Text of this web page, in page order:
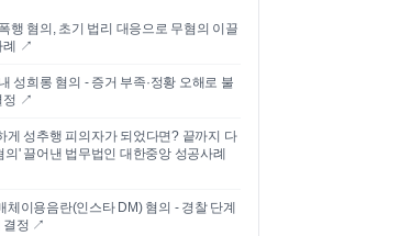
행 혐의, 초기 법리 대응으로 무혐의 이끌
↗
성희롱 혐의 - 증거 부족·정황 오해로 불
정 ↗
게 성추행 피의자가 되었다면? 끝까지 다
의' 끌어낸 법무법인 대한중앙 성공사례
체이용음란(인스타 DM) 혐의 - 경찰 단계
결정 ↗